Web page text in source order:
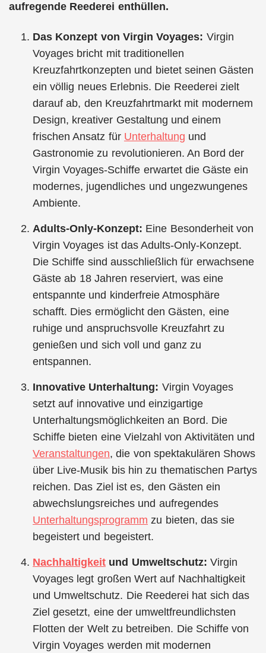
aufregende Reederei enthüllen.
Das Konzept von Virgin Voyages: Virgin
Voyages bricht mit traditionellen
Kreuzfahrtkonzepten und bietet seinen Gästen
ein völlig neues Erlebnis. Die Reederei zielt
darauf ab, den Kreuzfahrtmarkt mit modernem
Design, kreativer Gestaltung und einem
frischen Ansatz für Unterhaltung und
Gastronomie zu revolutionieren. An Bord der
Virgin Voyages-Schiffe erwartet die Gäste ein
modernes, jugendliches und ungezwungenes
Ambiente.
Adults-Only-Konzept: Eine Besonderheit von
Virgin Voyages ist das Adults-Only-Konzept.
Die Schiffe sind ausschließlich für erwachsene
Gäste ab 18 Jahren reserviert, was eine
entspannte und kinderfreie Atmosphäre
schafft. Dies ermöglicht den Gästen, eine
ruhige und anspruchsvolle Kreuzfahrt zu
genießen und sich voll und ganz zu
entspannen.
Innovative Unterhaltung: Virgin Voyages
setzt auf innovative und einzigartige
Unterhaltungsmöglichkeiten an Bord. Die
Schiffe bieten eine Vielzahl von Aktivitäten und
Veranstaltungen, die von spektakulären Shows
über Live-Musik bis hin zu thematischen Partys
reichen. Das Ziel ist es, den Gästen ein
abwechslungsreiches und aufregendes
Unterhaltungsprogramm zu bieten, das sie
begeistert und begeistert.
Nachhaltigkeit und Umweltschutz: Virgin
Voyages legt großen Wert auf Nachhaltigkeit
und Umweltschutz. Die Reederei hat sich das
Ziel gesetzt, eine der umweltfreundlichsten
Flotten der Welt zu betreiben. Die Schiffe von
Virgin Voyages werden mit modernen